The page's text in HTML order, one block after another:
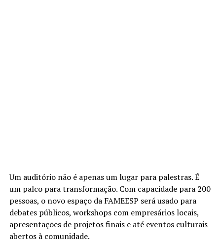
Um auditório não é apenas um lugar para palestras. É
um palco para transformação. Com capacidade para 200
pessoas, o novo espaço da FAMEESP será usado para
debates públicos, workshops com empresários locais,
apresentações de projetos finais e até eventos culturais
abertos à comunidade.